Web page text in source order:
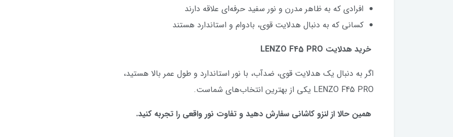
افرادی که به ظاهر مدرن و نور سفید حرفه‌ای علاقه دارند
کسانی که به دنبال هدلایت قوی، بادوام و استاندارد هستند
خرید هدلایت LENZO F45 PRO
اگر به دنبال یک هدلایت قوی، ضدآب، با نور استاندارد و طول عمر بالا هستید،
LENZO F45 PRO یکی از بهترین انتخاب‌های شماست.
همین حالا از لنزو کاشانی سفارش دهید و تفاوت نور واقعی را تجربه کنید.